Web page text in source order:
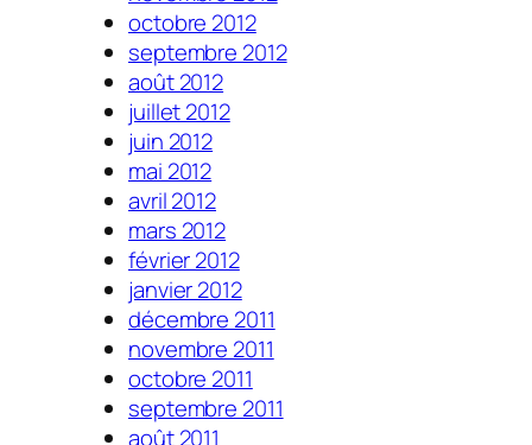
octobre 2012
septembre 2012
août 2012
juillet 2012
juin 2012
mai 2012
avril 2012
mars 2012
février 2012
janvier 2012
décembre 2011
novembre 2011
octobre 2011
septembre 2011
août 2011